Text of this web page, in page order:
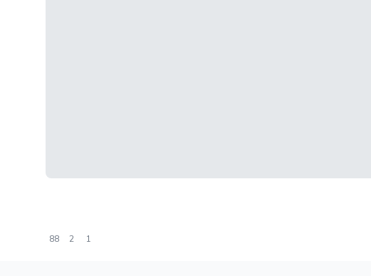
88 2 1